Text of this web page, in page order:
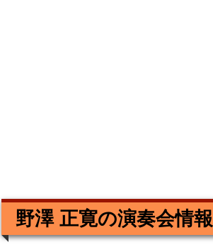
野澤 正寛の演奏会情報